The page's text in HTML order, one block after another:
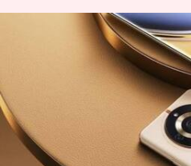
இந்தியாவில்
வெளியானது
ப்ரோ சீரிஸ்
எழுதியவர் Prasanna Venkatesh